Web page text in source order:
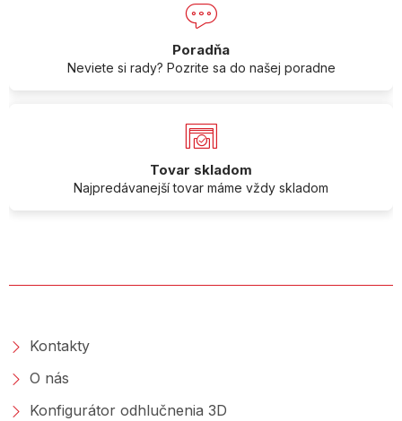
Poradňa
Neviete si rady? Pozrite sa do našej poradne
Tovar skladom
Najpredávanejší tovar máme vždy skladom
Kontakty
O nás
Konfigurátor odhlučnenia 3D